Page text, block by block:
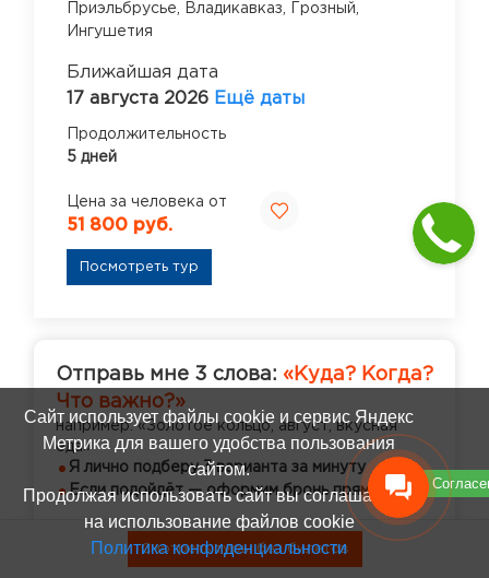
Приэльбрусье,
Владикавказ,
Грозный,
Ингушетия
Ближайшая дата
17 августа 2026 Ещё даты
Продолжительность
5 дней
Цена за человека от
51 800 руб.
Посмотреть тур
Отправь мне 3 слова: «Куда? Когда?
Что важно?»
например: «Золотое кольцо, август, вкусная
еда»
Я лично подберу 3 варианта за минуту
Если подойдёт — оформим бронь прямо в чате
Я в Телеграм
Смотреть туры без билетов
Сайт использует файлы cookie и сервис Яндекс
Метрика для вашего удобства пользования
сайтом.
Продолжая использовать сайт вы соглашаетесь
на использование файлов cookie
Политика конфиденциальности